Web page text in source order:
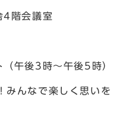
階会議室
（午後3時～午後5時）
なで楽しく思いを